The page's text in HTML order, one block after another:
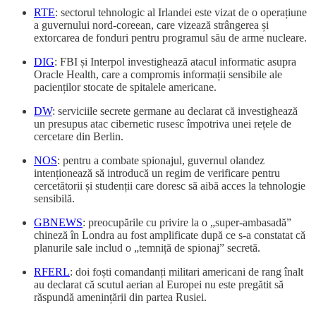
RTE: sectorul tehnologic al Irlandei este vizat de o operațiune
a guvernului nord-coreean, care vizează strângerea și
extorcarea de fonduri pentru programul său de arme nucleare.
DIG: FBI și Interpol investighează atacul informatic asupra
Oracle Health, care a compromis informații sensibile ale
pacienților stocate de spitalele americane.
DW: serviciile secrete germane au declarat că investighează
un presupus atac cibernetic rusesc împotriva unei rețele de
cercetare din Berlin.
NOS: pentru a combate spionajul, guvernul olandez
intenționează să introducă un regim de verificare pentru
cercetătorii și studenții care doresc să aibă acces la tehnologie
sensibilă.
GBNEWS: preocupările cu privire la o „super-ambasadă”
chineză în Londra au fost amplificate după ce s-a constatat că
planurile sale includ o „temniță de spionaj” secretă.
RFERL: doi foști comandanți militari americani de rang înalt
au declarat că scutul aerian al Europei nu este pregătit să
răspundă amenințării din partea Rusiei.